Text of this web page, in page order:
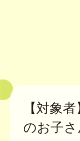
【対象
のお子さ